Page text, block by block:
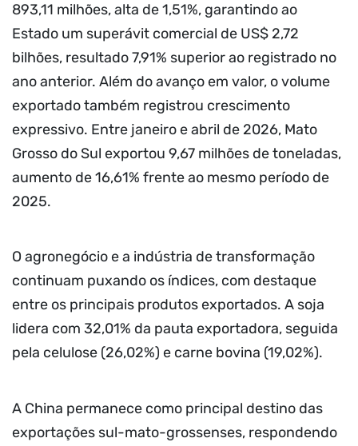
893,11 milhões, alta de 1,51%, garantindo ao
Estado um superávit comercial de US$ 2,72
bilhões, resultado 7,91% superior ao registrado no
ano anterior. Além do avanço em valor, o volume
exportado também registrou crescimento
expressivo. Entre janeiro e abril de 2026, Mato
Grosso do Sul exportou 9,67 milhões de toneladas,
aumento de 16,61% frente ao mesmo período de
2025.
O agronegócio e a indústria de transformação
continuam puxando os índices, com destaque
entre os principais produtos exportados. A soja
lidera com 32,01% da pauta exportadora, seguida
pela celulose (26,02%) e carne bovina (19,02%).
A China permanece como principal destino das
exportações sul-mato-grossenses, respondendo